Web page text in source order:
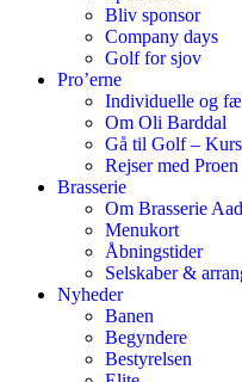
Bliv sponsor
Company days
Golf for sjov
Pro’erne
Individuelle og
Om Oli Barddal
Gå til Golf –
Rejser med Proen
Brasserie
Om Brasserie
Menukort
Åbningstider
Selskaber &
Nyheder
Banen
Begyndere
Bestyrelsen